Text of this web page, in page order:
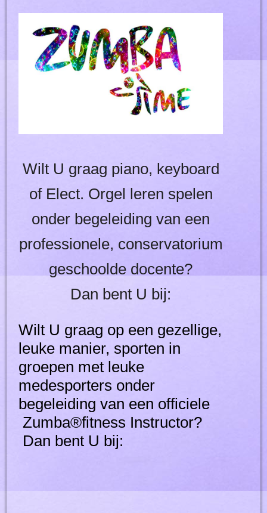
Wilt U graag piano, keyboard
of Elect. Orgel leren spelen
onder begeleiding van een
professionele, conservatorium
geschoolde docente?
Dan bent U bij:
Wilt U graag op een gezellige,
leuke manier, sporten in
groepen met leuke
medesporters onder
begeleiding van een officiele
Zumba®fitness Instructor?
Dan bent U bij: